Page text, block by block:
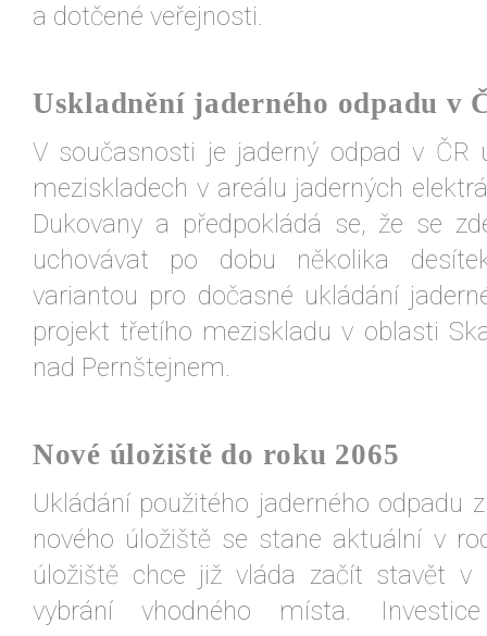
a dotčené veřejnosti.
Uskladnění jaderného odpadu v
V současnosti je jaderný odpad v ČR
meziskladech v areálu jaderných
Dukovany a předpokládá se, že se
uchovávat po dobu několika
variantou pro dočasné ukládání
projekt třetího meziskladu v oblasti
nad Pernštejnem.
Nové úložiště do roku 2065
Ukládání použitého jaderného odpadu
nového úložiště se stane aktuální v
úložiště chce již vláda začít stavět v
vybrání vhodného místa.